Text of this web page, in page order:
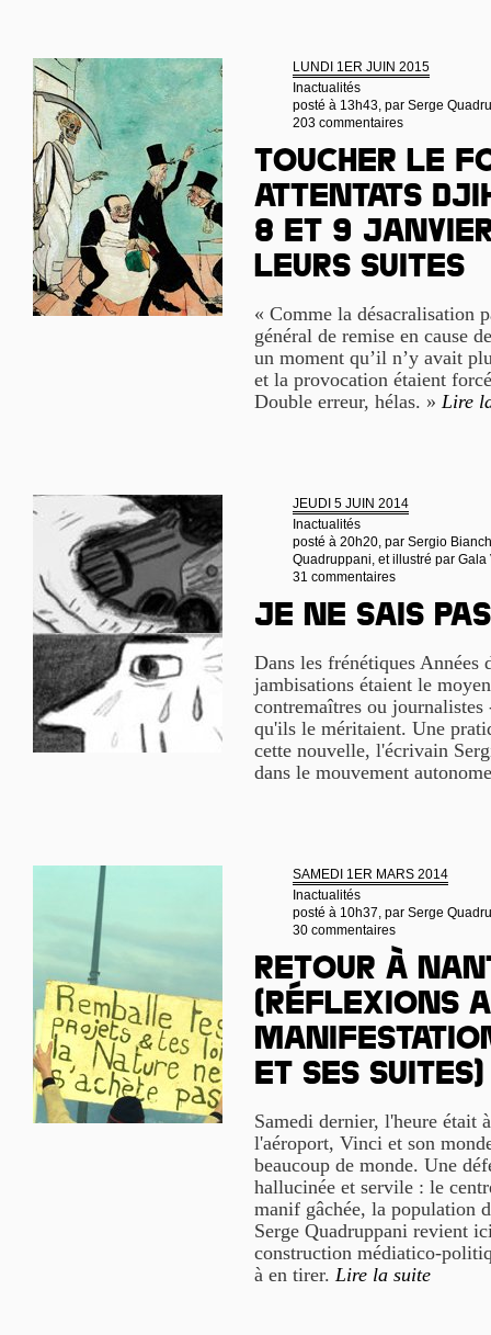
LUNDI 1ER JUIN 2015
Inactualités
posté à 13h43, par Serge
203 commentaires
Toucher le
attentats
8 et 9
leurs suites
« Comme la désacralisation
général de remise en cause
un moment qu’il n’y avait
et la provocation étaient
Double erreur, hélas. » Lire
JEUDI 5 JUIN 2014
Inactualités
posté à 20h20, par Sergio
Quadruppani, et illustré par Gala
31 commentaires
Je ne sais pas
Dans les frénétiques Années
jambisations étaient le
contremaîtres ou
qu'ils le méritaient. Une
cette nouvelle, l'écrivain
dans le mouvement
SAMEDI 1ER MARS 2014
Inactualités
posté à 10h37, par Serge
30 commentaires
Retour à
(Réflexions
et ses suites)
Samedi dernier, l'heure était
l'aéroport, Vinci et son
beaucoup de monde. Une
hallucinée et servile : le
manif gâchée, la population
Serge Quadruppani revient
construction médiatico-
à en tirer. Lire la suite